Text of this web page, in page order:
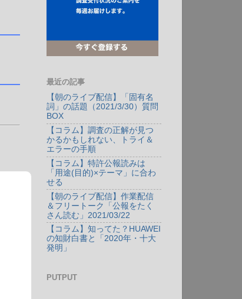
最近の記事
【朝のライブ配信】「固有名
詞」の話題（2021/3/30）質問
BOX
【コラム】調査の正解が見つ
かるかもしれない、トライ＆
エラーの手順
【コラム】特許公報読みは
「用途(目的)×テーマ」に合わ
せる
【朝のライブ配信】作業配信
＆フリートーク「公報をたく
さん読む」2021/03/22
【コラム】知ってた？HUAWEI
の知財白書と「2020年・十大
発明」
PUTPUT